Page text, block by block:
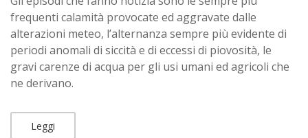
frequenti calamità provocate ed aggravate dalle
alterazioni meteo, l’alternanza sempre più evidente di
periodi anomali di siccità e di eccessi di piovosità, le
gravi carenze di acqua per gli usi umani ed agricoli che
ne derivano.
Leggi